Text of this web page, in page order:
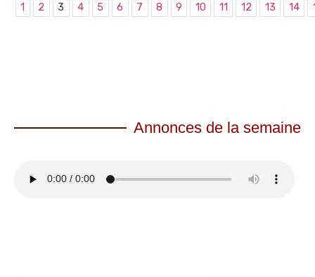
1 2 3 4 5 6 7 8 9 10 11 12 13 14
Annonces de la semaine